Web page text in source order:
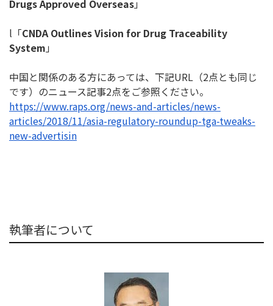
Drugs Approved Overseas」
l「CNDA Outlines Vision for Drug Traceability
System 」
中国と関係のある方にあっては、下記URL（2点とも同じ
です） のニュース記事2点をご参照ください。
https://www.raps.org/news-and-articles/news-
articles/2018/11/asia-regulatory-roundup-tga-tweaks-
new-advertisin
執筆者について